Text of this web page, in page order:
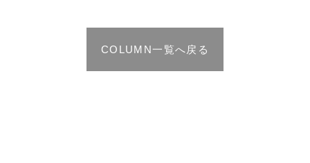
COLUMN一覧へ戻る